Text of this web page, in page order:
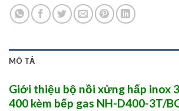
MÔ TẢ
Giới thiệu bộ nồi xửng hấp inox
400 kèm bếp gas NH-D400-3T/